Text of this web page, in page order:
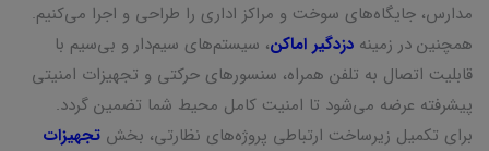
مدارس، جایگاه‌های سوخت و مراکز اداری را طراحی و اجرا می‌کنیم.
همچنین در زمینه دزدگیر اماکن، سیستم‌های سیم‌دار و بی‌سیم با
قابلیت اتصال به تلفن همراه، سنسورهای حرکتی و تجهیزات امنیتی
پیشرفته عرضه می‌شود تا امنیت کامل محیط شما تضمین گردد.
برای تکمیل زیرساخت ارتباطی پروژه‌های نظارتی، بخش تجهیزات